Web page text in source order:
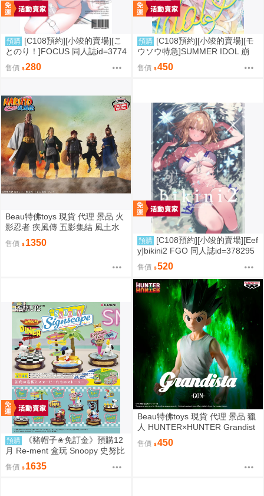
預購 [C108預約][小竣的賣場][こ
とのり！]FOCUS 同人誌id=3774
售價 280
預購 [C108預約][小竣的賣場][モ
ウソウ特急]SUMMER IDOL 崩
壞：星穹鐵道 同人誌id=3758363
售價 450
Beau特佛toys 現貨 代理 景品 火
影忍者 疾風傳 五影集結 風土水
影 我愛羅 大野木 照美冥 0302
售價 1350 預購 [C108預約][小竣的賣場][Eef
y]bikini2 FGO 同人誌id=378295
售價 520
預購
《豬帽子✬免訂金》預購12
月 Re-ment 盒玩 Snoopy 史努比
街角招牌場景 中盒6入 0816
售價 1635
Beau特佛toys 現貨 代理 景品 獵
人 HUNTER×HUNTER Grandist
a 小傑 0206
售價 450